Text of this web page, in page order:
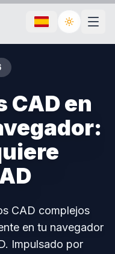
Toggle
CAD en
CAD complejos
en tu navegador
Impulsado por